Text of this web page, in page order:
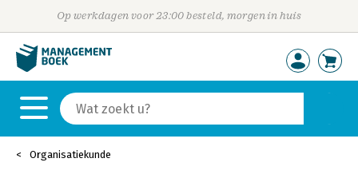
Op werkdagen voor 23:00 besteld, morgen in huis
Organisatiekunde